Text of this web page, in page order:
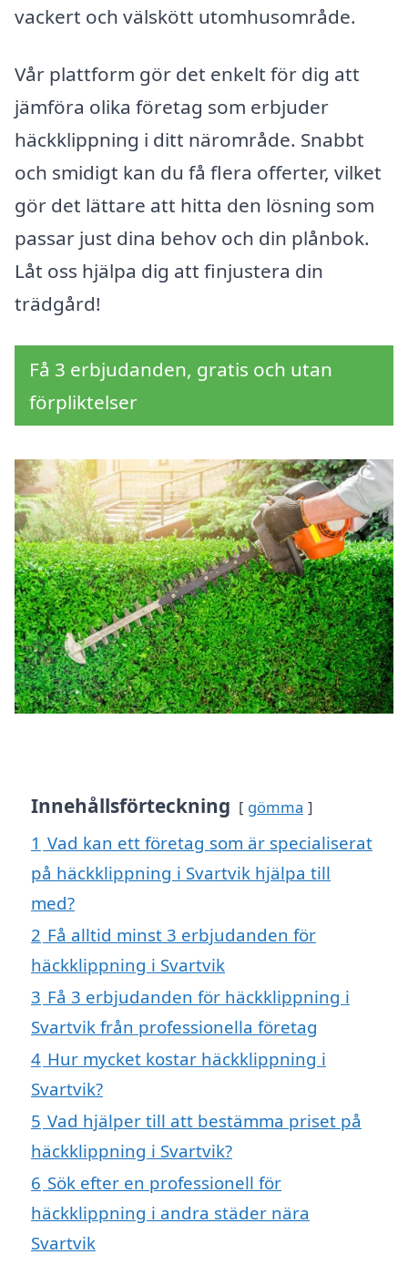
vackert och välskött utomhusområde.
Vår plattform gör det enkelt för dig att
jämföra olika företag som erbjuder
häckklippning i ditt närområde. Snabbt
och smidigt kan du få flera offerter, vilket
gör det lättare att hitta den lösning som
passar just dina behov och din plånbok.
Låt oss hjälpa dig att finjustera din
trädgård!
Få 3 erbjudanden, gratis och utan
förpliktelser
Innehållsförteckning gömma
1 Vad kan ett företag som är specialiserat
på häckklippning i Svartvik hjälpa till
med?
2 Få alltid minst 3 erbjudanden för
häckklippning i Svartvik
3 Få 3 erbjudanden för häckklippning i
Svartvik från professionella företag
4 Hur mycket kostar häckklippning i
Svartvik?
5 Vad hjälper till att bestämma priset på
häckklippning i Svartvik?
6 Sök efter en professionell för
häckklippning i andra städer nära
Svartvik